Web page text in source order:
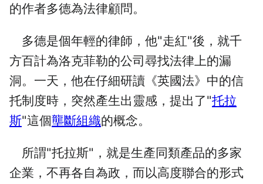
的作者多德為法律顧問。
多德是個年輕的律師，他"走紅"後，就千
方百計為洛克菲勒的公司尋找法律上的漏
洞。一天，他在仔細研讀《英國法》中的信
托制度時，突然產生出靈感，提出了"托拉
斯"這個壟斷組織的概念。
所謂"托拉斯"，就是生產同類產品的多家
企業，不再各自為政，而以高度聯合的形式